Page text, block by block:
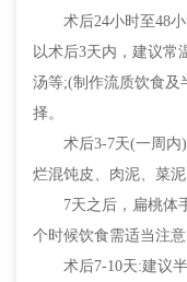
术后24小时至48小
以术后3天内，建议常
汤等;(制作流质饮食及
择。
术后3-7天(一周内)
烂混饨皮、肉泥、菜
7天之后，扁桃体手
个时候饮食需适当注
术后7-10天:建议半